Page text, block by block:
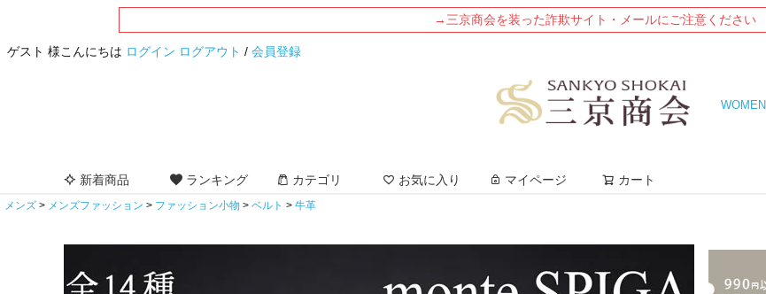
→三京商会を装った詐欺サイト・メールにご注意ください
ゲスト 様こんにちは ログイン ログアウト / 会員登録
WOMEN
新着商品 ランキング カテゴリ お気に入り マイページ カート
メンズ メンズファッション ファッション小物 ベルト 牛革